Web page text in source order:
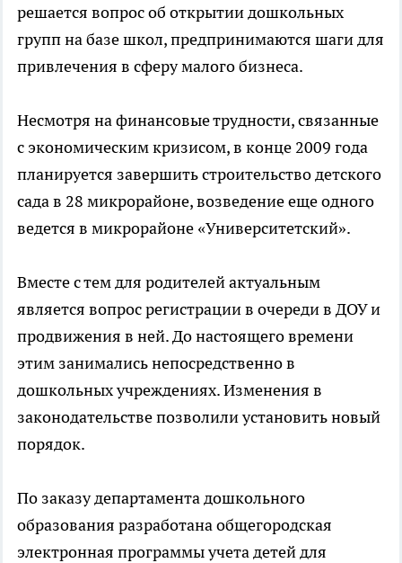
решается вопрос об открытии дошкольных
групп на базе школ, предпринимаются шаги для
привлечения в сферу малого бизнеса.
Несмотря на финансовые трудности, связанные
с экономическим кризисом, в конце 2009 года
планируется завершить строительство детского
сада в 28 микрорайоне, возведение еще одного
ведется в микрорайоне «Университетский».
Вместе с тем для родителей актуальным
является вопрос регистрации в очереди в ДОУ и
продвижения в ней. До настоящего времени
этим занимались непосредственно в
дошкольных учреждениях. Изменения в
законодательстве позволили установить новый
порядок.
По заказу департамента дошкольного
образования разработана общегородская
электронная программы учета детей для